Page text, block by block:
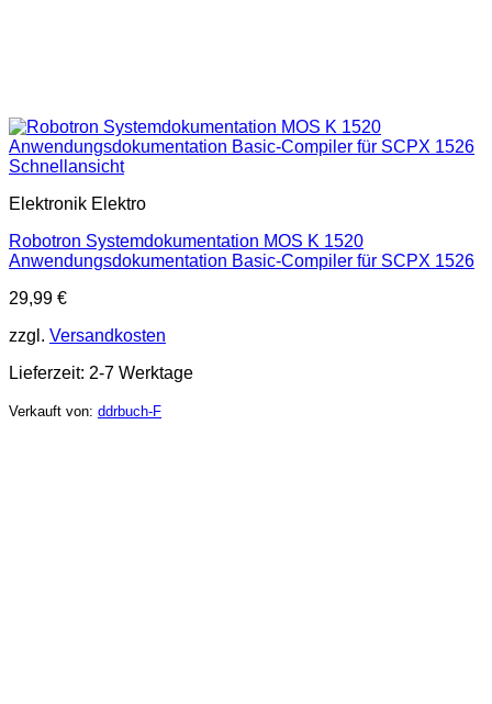
Schnellansicht
Elektronik Elektro
Robotron Systemdokumentation MOS K 1520
Anwendungsdokumentation Basic-Compiler für SCPX 1526
29,99 €
zzgl. Versandkosten
Lieferzeit: 2-7 Werktage
Verkauft von: ddrbuch-F